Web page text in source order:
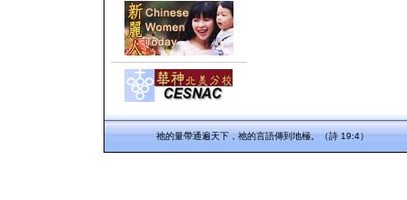
祂的量帶通遍天下，祂的言語傳到地極。（詩 19:4）